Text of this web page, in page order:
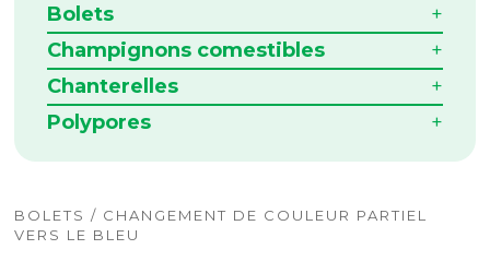
Bolets
Champignons comestibles
Chanterelles
Polypores
BOLETS / CHANGEMENT DE COULEUR PARTIEL
VERS LE BLEU